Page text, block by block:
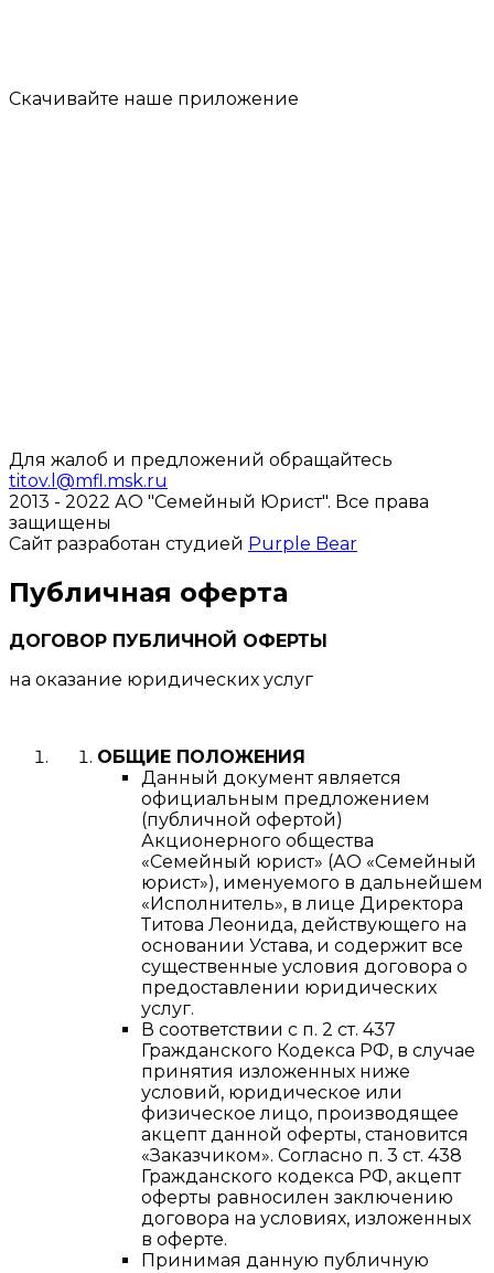
Скачивайте наше приложение
Для жалоб и предложений обращайтесь
titov.l@mfl.msk.ru
2013 - 2022 АО "Семейный Юрист". Все права
защищены
Сайт разработан студией Purple Bear
Публичная оферта
ДОГОВОР ПУБЛИЧНОЙ ОФЕРТЫ
на оказание юридических услуг
ОБЩИЕ ПОЛОЖЕНИЯ
Данный документ является
официальным предложением
(публичной офертой)
Акционерного общества
«Семейный юрист» (АО «Семейный
юрист»), именуемого в дальнейшем
«Исполнитель», в лице Директора
Титова Леонида, действующего на
основании Устава, и содержит все
существенные условия договора о
предоставлении юридических
услуг.
В соответствии с п. 2 ст. 437
Гражданского Кодекса РФ, в случае
принятия изложенных ниже
условий, юридическое или
физическое лицо, производящее
акцепт данной оферты, становится
«Заказчиком». Согласно п. 3 ст. 438
Гражданского кодекса РФ, акцепт
оферты равносилен заключению
договора на условиях, изложенных
в оферте.
Принимая данную публичную